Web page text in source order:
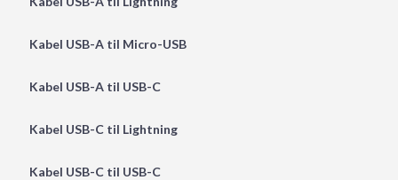
Kabel USB-A til Micro-USB
Kabel USB-A til USB-C
Kabel USB-C til Lightning
Kabel USB-C til USB-C